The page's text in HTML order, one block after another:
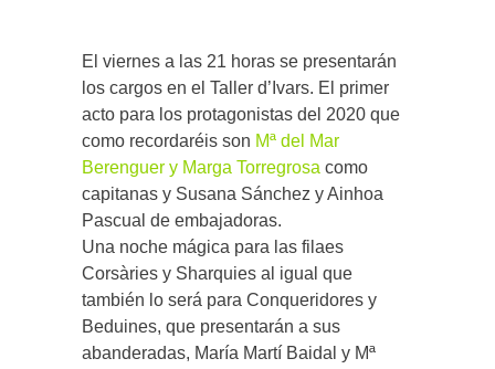
El viernes a las 21 horas se presentarán
los cargos en el Taller d’Ivars. El primer
acto para los protagonistas del 2020 que
como recordaréis son Mª del Mar
Berenguer y Marga Torregrosa como
capitanas y Susana Sánchez y Ainhoa
Pascual de embajadoras.
Una noche mágica para las filaes
Corsàries y Sharquies al igual que
también lo será para Conqueridores y
Beduines, que presentarán a sus
abanderadas, María Martí Baidal y Mª